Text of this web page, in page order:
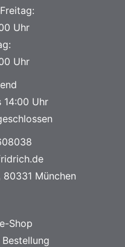
Uhr
Uhr
14:00 Uhr
80331 München
Shop